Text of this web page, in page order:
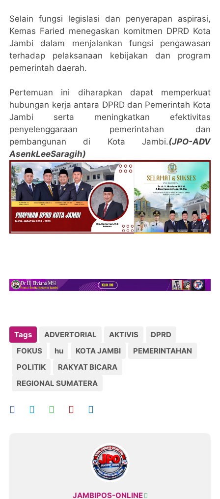
Selain fungsi legislasi dan penyerapan aspirasi,
Kemas Faried menegaskan komitmen DPRD Kota
Jambi dalam menjalankan fungsi pengawasan
terhadap pelaksanaan kebijakan dan program
pemerintah daerah.
Pertemuan ini diharapkan dapat memperkuat
hubungan kerja antara DPRD dan Pemerintah Kota
Jambi serta meningkatkan efektivitas
penyelenggaraan pemerintahan dan
pembangunan di Kota Jambi.(JPO-ADV
AsenkLeeSaragih)
Tags ADVERTORIAL AKTIVIS
DPRD
FOKUS
hu KOTA JAMBI
PEMERINTAHAN
POLITIK
RAKYAT BICARA
REGIONAL SUMATERA
JAMBIPOS-ONLINE